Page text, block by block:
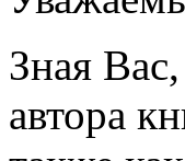
Зная
автора